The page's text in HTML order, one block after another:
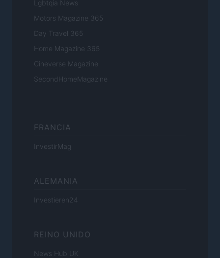
Lgbtqia News
Motors Magazine 365
Day Travel 365
Home Magazine 365
Cineverse Magazine
SecondHomeMagazine
FRANCIA
InvestirMag
ALEMANIA
Investieren24
REINO UNIDO
News Hub UK